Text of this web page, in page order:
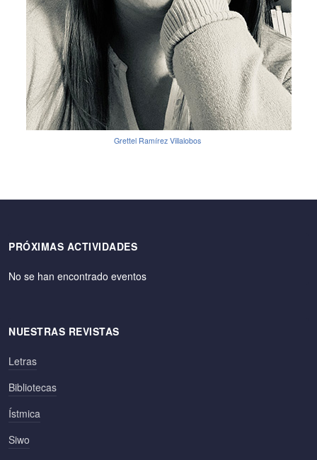
Grettel Ramírez Villalobos
PRÓXIMAS ACTIVIDADES
No se han encontrado eventos
NUESTRAS REVISTAS
Letras
Bibliotecas
Ístmica
Siwo